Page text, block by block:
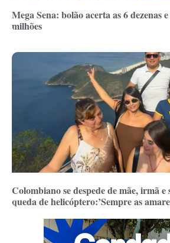
Mega Sena: bolão acerta as 6 dezenas
milhões
Colombiano se despede de mãe, irmã
queda de helicóptero:’Sempre as